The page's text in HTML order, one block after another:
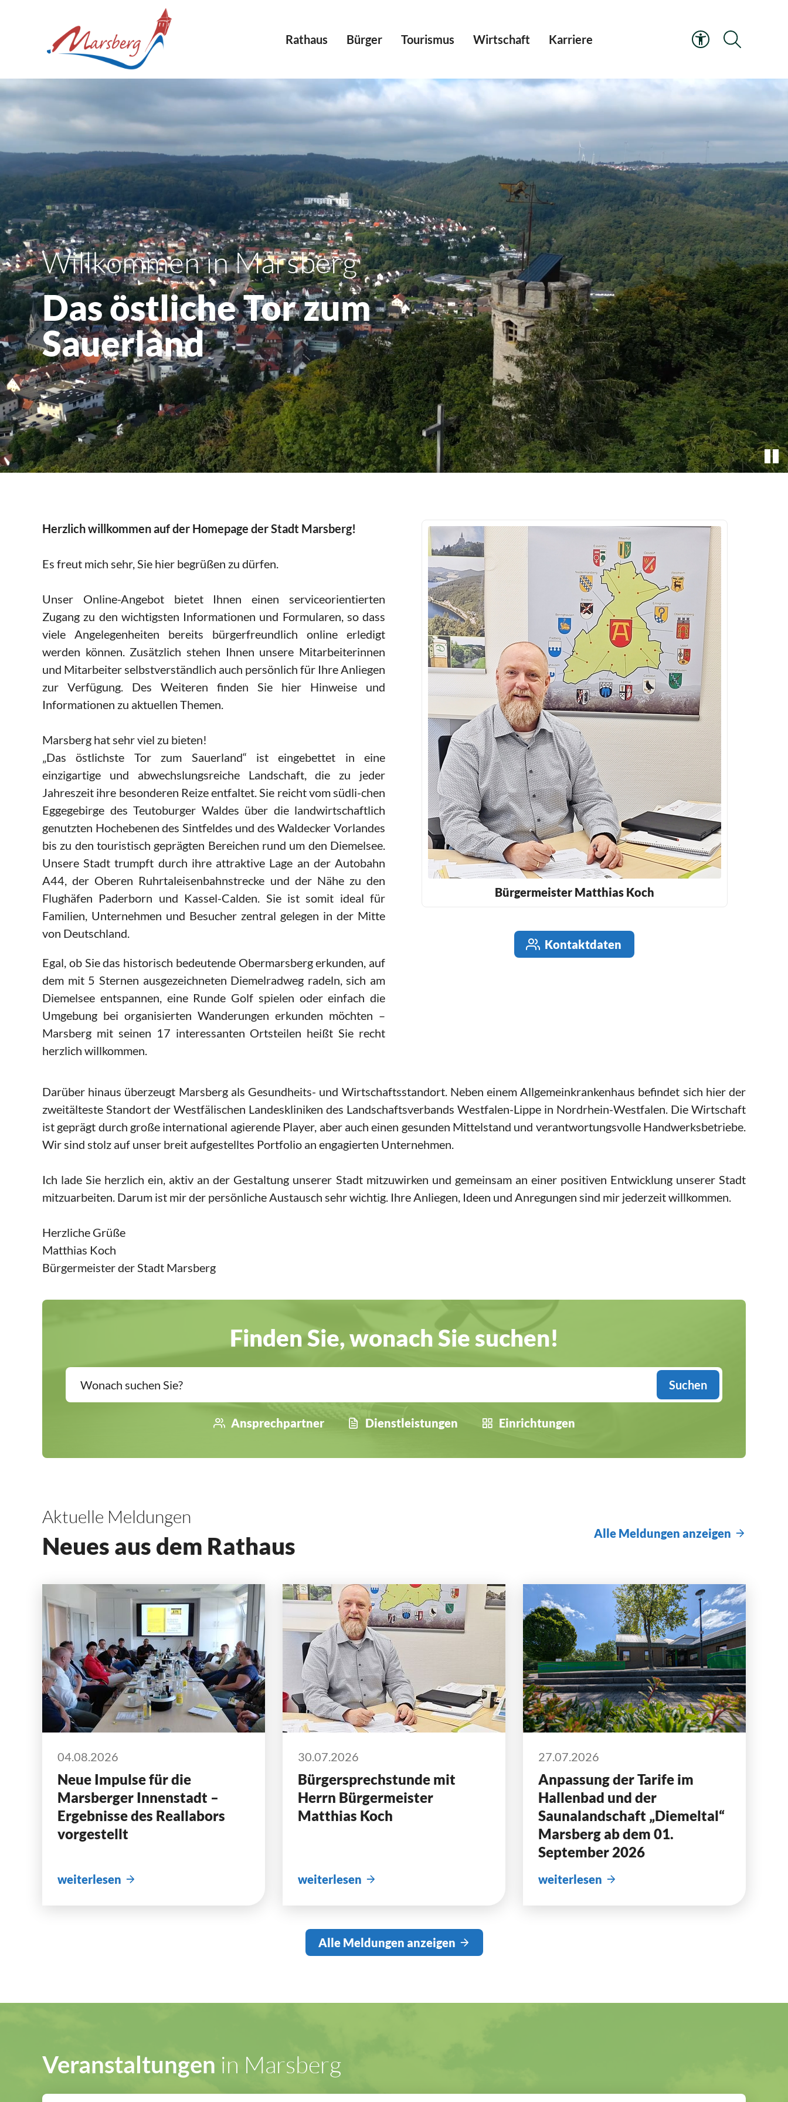
Rathaus Bürger Tourismus Wirtschaft Karriere
Willkommen in Marsberg
Das östliche Tor zum
Sauerland
Herzlich willkommen auf der Homepage der Stadt Marsberg!
Es freut mich sehr, Sie hier begrüßen zu dürfen.
Unser Online-Angebot bietet Ihnen einen serviceorientierten
Zugang zu den wichtigsten Informationen und Formularen, so dass
viele Angelegenheiten bereits bürgerfreundlich online erledigt
werden können. Zusätzlich stehen Ihnen unsere Mitarbeiterinnen
und Mitarbeiter selbstverständlich auch persönlich für Ihre Anliegen
zur Verfügung. Des Weiteren finden Sie hier Hinweise und
Informationen zu aktuellen Themen.
Marsberg hat sehr viel zu bieten!
„Das östlichste Tor zum Sauerland“ ist eingebettet in eine
einzigartige und abwechslungsreiche Landschaft, die zu jeder
Jahreszeit ihre besonderen Reize entfaltet. Sie reicht vom südli-chen
Eggegebirge des Teutoburger Waldes über die landwirtschaftlich
genutzten Hochebenen des Sintfeldes und des Waldecker Vorlandes
bis zu den touristisch geprägten Bereichen rund um den Diemelsee.
Unsere Stadt trumpft durch ihre attraktive Lage an der Autobahn
A44, der Oberen Ruhrtaleisenbahnstrecke und der Nähe zu den
Flughäfen Paderborn und Kassel-Calden. Sie ist somit ideal für
Familien, Unternehmen und Besucher zentral gelegen in der Mitte
von Deutschland.
Egal, ob Sie das historisch bedeutende Obermarsberg erkunden, auf
dem mit 5 Sternen ausgezeichneten Diemelradweg radeln, sich am
Diemelsee entspannen, eine Runde Golf spielen oder einfach die
Umgebung bei organisierten Wanderungen erkunden möchten –
Marsberg mit seinen 17 interessanten Ortsteilen heißt Sie recht
herzlich willkommen.
Bürgermeister Matthias Koch
Kontaktdaten
Darüber hinaus überzeugt Marsberg als Gesundheits- und Wirtschaftsstandort. Neben einem Allgemeinkrankenhaus befindet sich hier der
zweitälteste Standort der Westfälischen Landeskliniken des Landschaftsverbands Westfalen-Lippe in Nordrhein-Westfalen. Die Wirtschaft
ist geprägt durch große international agierende Player, aber auch einen gesunden Mittelstand und verantwortungsvolle Handwerksbetriebe.
Wir sind stolz auf unser breit aufgestelltes Portfolio an engagierten Unternehmen.
Ich lade Sie herzlich ein, aktiv an der Gestaltung unserer Stadt mitzuwirken und gemeinsam an einer positiven Entwicklung unserer Stadt
mitzuarbeiten. Darum ist mir der persönliche Austausch sehr wichtig. Ihre Anliegen, Ideen und Anregungen sind mir jederzeit willkommen.
Herzliche Grüße
Matthias Koch
Bürgermeister der Stadt Marsberg
Finden Sie, wonach Sie suchen!
Suchen
Ansprechpartner Dienstleistungen Einrichtungen
Aktuelle Meldungen
Neues aus dem Rathaus Alle Meldungen anzeigen
04.08.2026
Neue Impulse für die
Marsberger Innenstadt –
Ergebnisse des Reallabors
vorgestellt
weiterlesen
30.07.2026
Bürgersprechstunde mit
Herrn Bürgermeister
Matthias Koch
weiterlesen
27.07.2026
Anpassung der Tarife im
Hallenbad und der
Saunalandschaft „Diemeltal“
Marsberg ab dem 01.
September 2026
weiterlesen
Alle Meldungen anzeigen
Veranstaltungen in Marsberg